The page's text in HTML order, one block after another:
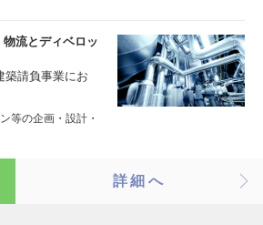
流とディベロッ
築請負事業にお
等の企画・設計・
詳細へ